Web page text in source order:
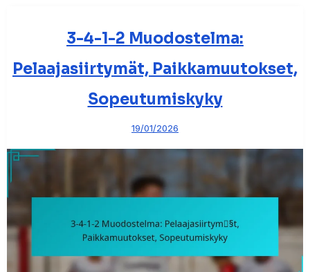
3-4-1-2 Muodostelma:
Pelaajasiirtymät, Paikkamuutokset,
Sopeutumiskyky
19/01/2026